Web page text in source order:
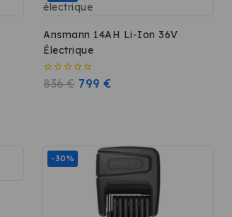
Ansmann 14AH Li-Ion 36V
Électrique
0
836€ 799€
-30%